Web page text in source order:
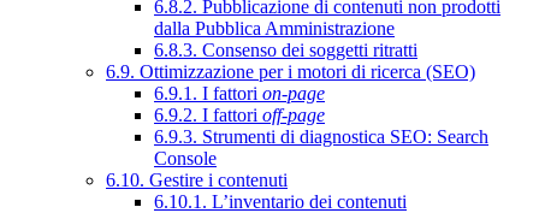
6.8.2. Pubblicazione di contenuti non prodotti
dalla Pubblica Amministrazione
6.8.3. Consenso dei soggetti ritratti
6.9. Ottimizzazione per i motori di ricerca (SEO)
6.9.1. I fattori on-page
6.9.2. I fattori off-page
6.9.3. Strumenti di diagnostica SEO: Search
Console
6.10. Gestire i contenuti
6.10.1. L’inventario dei contenuti